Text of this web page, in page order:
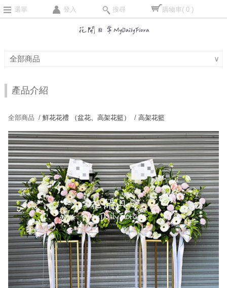
選單 登入 搜尋 購物車( 0 )
全部商品 ∨
產品介紹
全部商品 /鮮花花禮 （盆花、高架花籃） /高架花籃